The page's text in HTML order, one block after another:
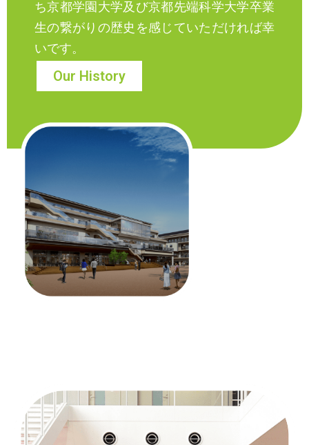
ち京都学園大学及び京都先端科学大学卒業
生の繋がりの歴史を感じていただければ幸
いです。
Our History